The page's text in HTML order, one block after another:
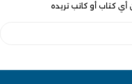
كتاب أو كاتب تريده